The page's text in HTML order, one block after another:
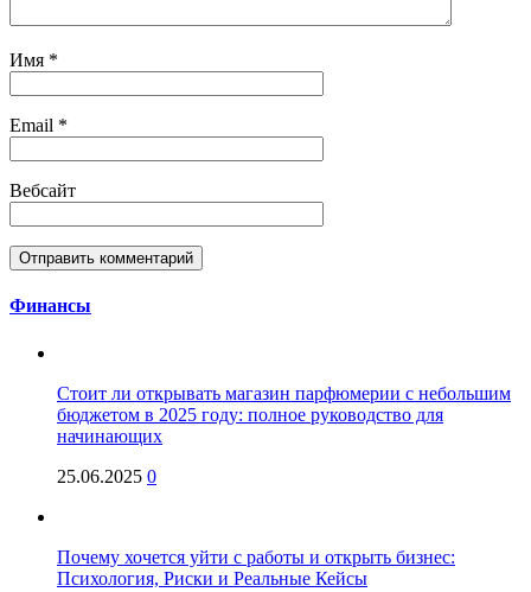
Имя *
Email *
Вебсайт
Финансы
Стоит ли открывать магазин парфюмерии с небольшим
бюджетом в 2025 году: полное руководство для
начинающих
25.06.2025 0
Почему хочется уйти с работы и открыть бизнес:
Психология, Риски и Реальные Кейсы